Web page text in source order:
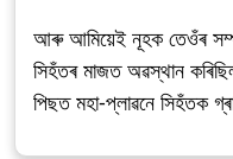
আৰু আমিয়েই নূহক তেওঁৰ
সিহঁতৰ মাজত অৱস্থান
পিছত মহা-প্লাৱনে সিহঁতক